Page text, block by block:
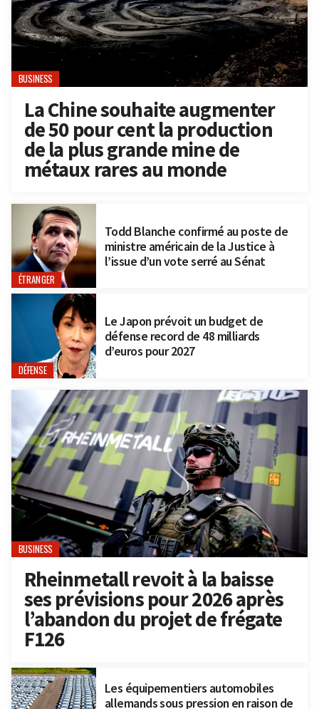
BUSINESS
La Chine souhaite augmenter
de 50 pour cent la production
de la plus grande mine de
métaux rares au monde
ÉTRANGER
Todd Blanche confirmé au poste de
ministre américain de la Justice à
l’issue d’un vote serré au Sénat
DÉFENSE
Le Japon prévoit un budget de
défense record de 48 milliards
d’euros pour 2027
BUSINESS
Rheinmetall revoit à la baisse
ses prévisions pour 2026 après
l’abandon du projet de frégate
F126
Les équipementiers automobiles
allemands sous pression en raison de